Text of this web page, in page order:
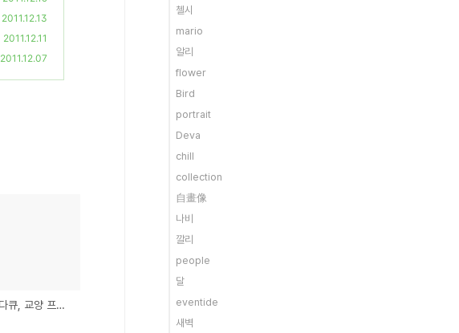
2011.12.13
2011.12.11
2011.12.07
여행관련 TV 다큐, 교양 프로그램?
첼시
mario
알리
flower
Bird
portrait
Deva
chill
collection
自畫像
나비
깔리
people
달
eventide
새벽